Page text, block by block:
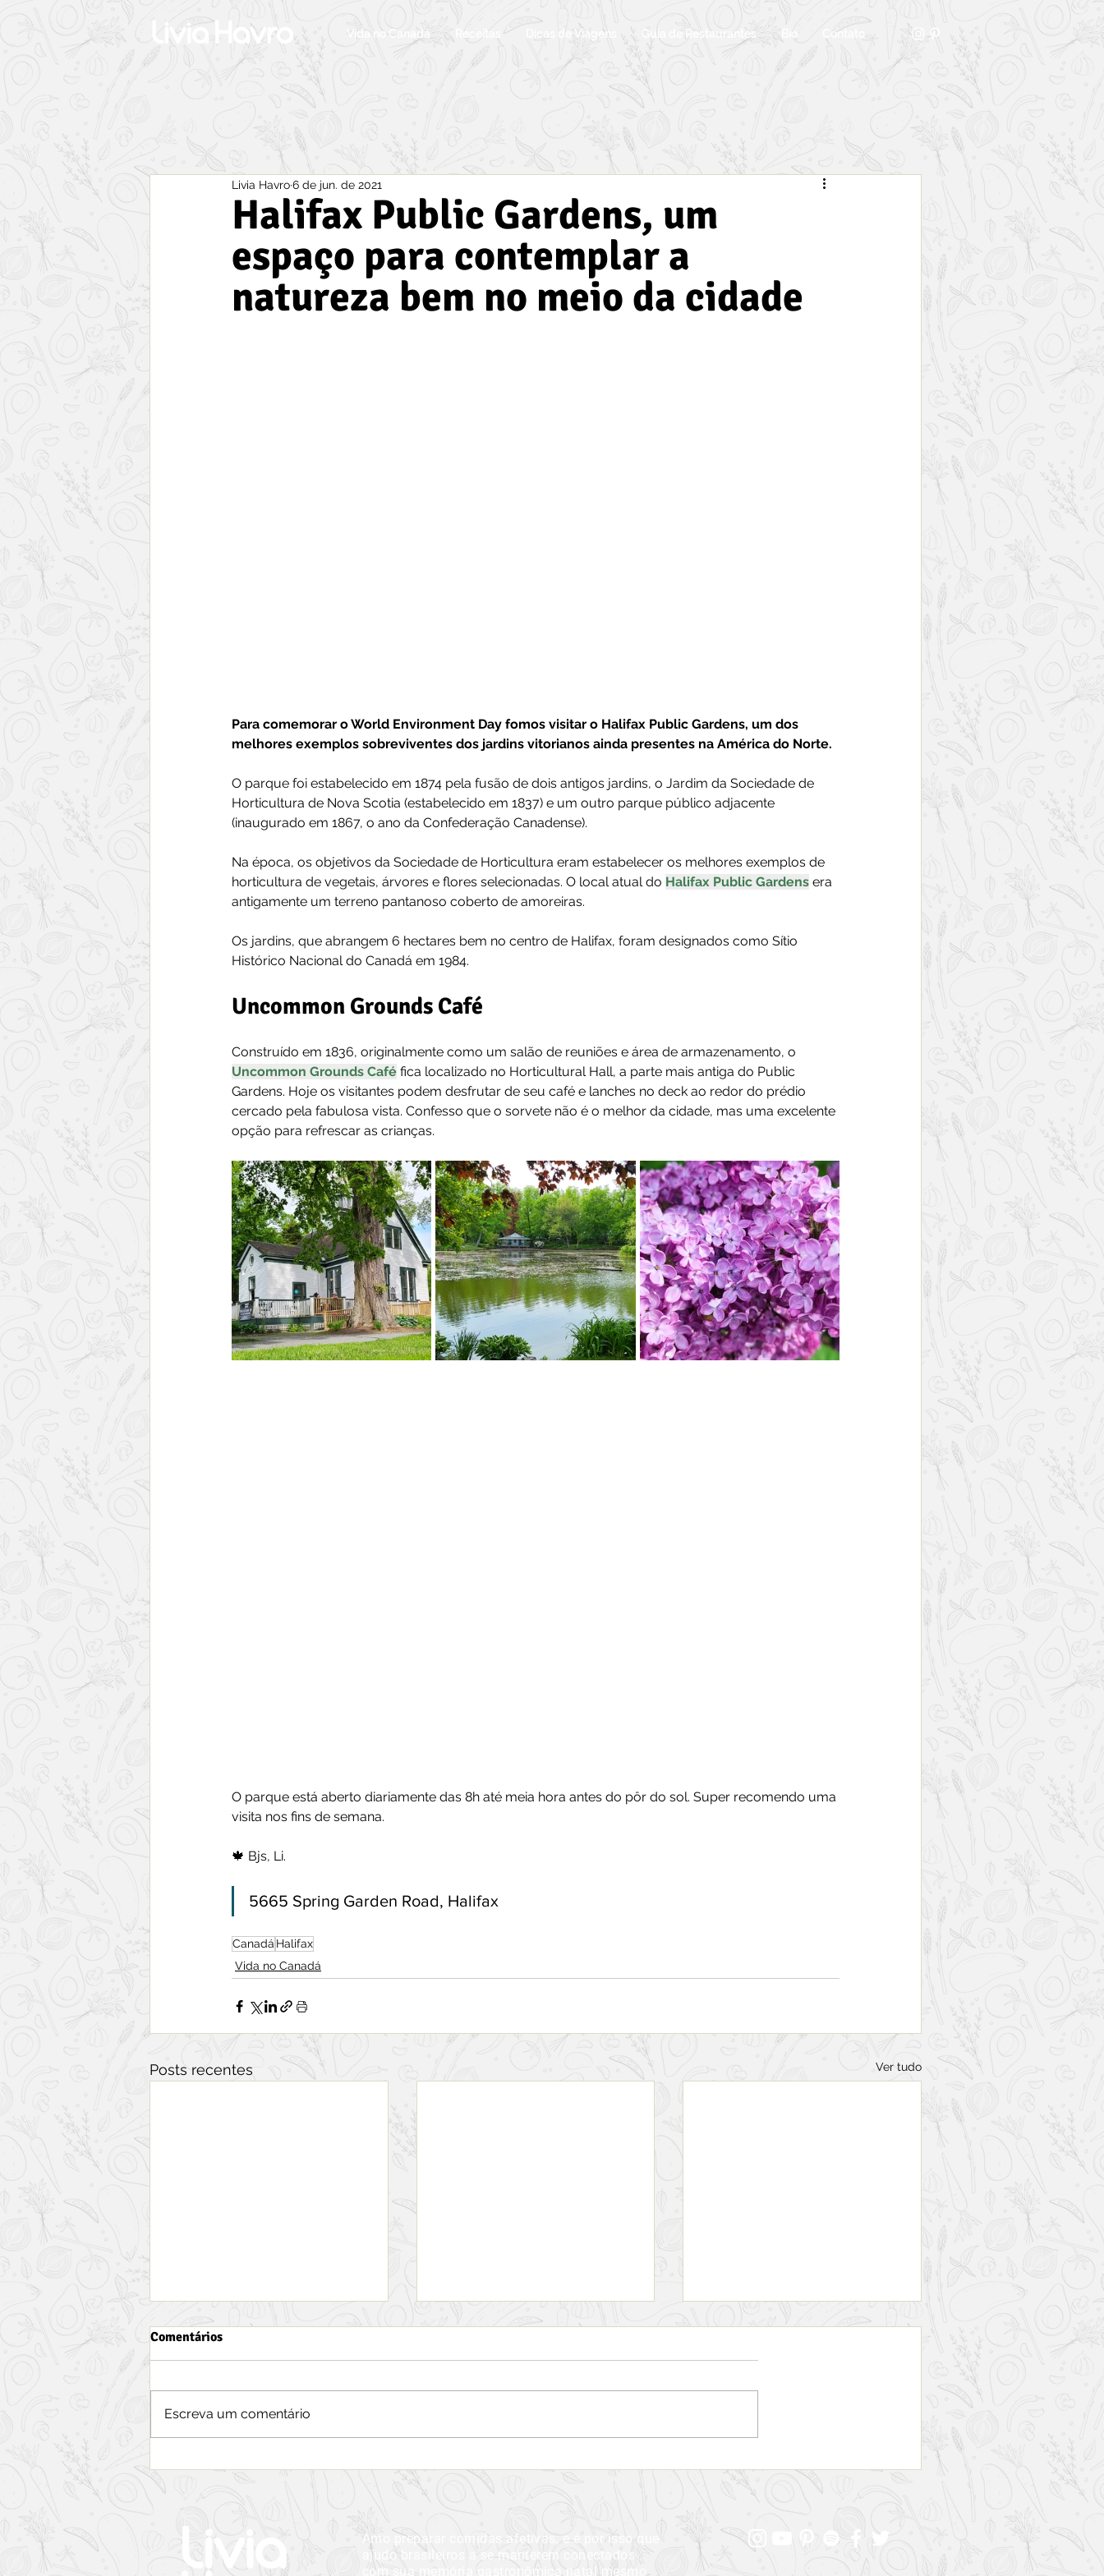
Contato
Bio
Guia de Restaurantes
Dicas de Viagens
Receitas
Vida no Canadá
Halifax Public Gardens, um
espaço para contemplar a
natureza bem no meio da cidade
Livia Havro6 de jun. de 2021
Para comemorar o World Environment Day fomos visitar o Halifax Public Gardens, um dos
melhores exemplos sobreviventes dos jardins vitorianos ainda presentes na América do Norte.
O parque foi estabelecido em 1874 pela fusão de dois antigos jardins, o Jardim da Sociedade de
Horticultura de Nova Scotia (estabelecido em 1837) e um outro parque público adjacente
(inaugurado em 1867, o ano da Confederação Canadense).
Na época, os objetivos da Sociedade de Horticultura eram estabelecer os melhores exemplos de
horticultura de vegetais, árvores e flores selecionadas. O local atual do Halifax Public Gardens era
antigamente um terreno pantanoso coberto de amoreiras.
Os jardins, que abrangem 6 hectares bem no centro de Halifax, foram designados como Sítio
Histórico Nacional do Canadá em 1984.
Uncommon Grounds Café
Construído em 1836, originalmente como um salão de reuniões e área de armazenamento, o
Uncommon Grounds Café fica localizado no Horticultural Hall, a parte mais antiga do Public
Gardens. Hoje os visitantes podem desfrutar de seu café e lanches no deck ao redor do prédio
cercado pela fabulosa vista. Confesso que o sorvete não é o melhor da cidade, mas uma excelente
opção para refrescar as crianças.
O parque está aberto diariamente das 8h até meia hora antes do pôr do sol. Super recomendo uma
visita nos fins de semana.
🍁 Bjs, Li.
5665 Spring Garden Road, Halifax
Canadá Halifax
Vida no Canadá
Posts recentes Ver tudo
colher maças, morangos e
melhor passeio guiado de
melhor de Halifax em dois dias
Comentários
Escreva um comentário
Amo preparar comidas afetivas, e é por isso que
ajudo brasileiros a se manterem conectados
com sua memória gastronômica natal mesmo